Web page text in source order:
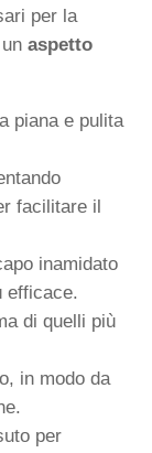
per la
aspetto
piana e pulita
facilitare il
inamidato
efficace.
di quelli più
in modo da
per